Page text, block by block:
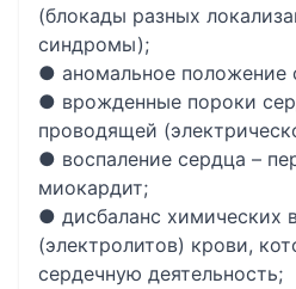
(блокады разных
синдромы);
● аномальное положение
● врожденные пороки
проводящей
● воспаление сердца –
миокардит;
● дисбаланс химических
(электролитов) крови,
сердечную деятельность;